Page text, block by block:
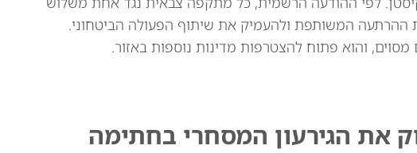
המשותפת ולהעמיק את שיתוף הפעולה הביטחוני.
מסוים, והוא פתוח להצטרפות מדינות נוספות באזור.
את הגירעון המסחרי בחתימה